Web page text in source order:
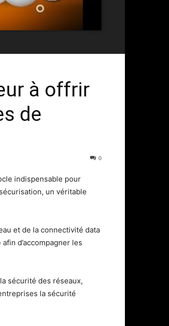
à offrir
de
0
indispensable pour
un véritable
et de la connectivité data
d’accompagner les
sécurité des réseaux,
la sécurité